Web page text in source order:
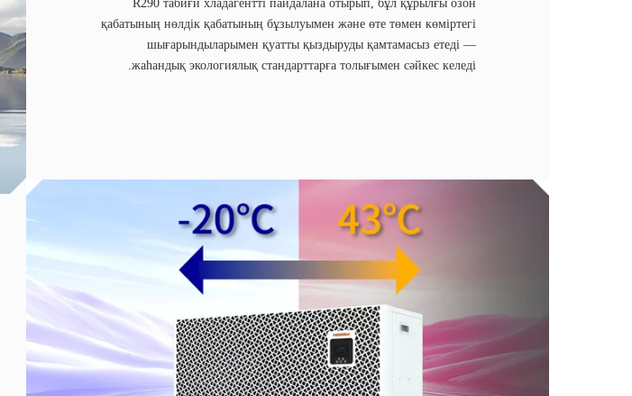
R290 табиғи хладагентті пайдалана отырып, бұл құрылғы озон
қабатының нөлдік қабатының бұзылуымен және өте төмен көміртегі
шығарындыларымен қуатты қыздыруды қамтамасыз етеді —
жаһандық экологиялық стандарттарға толығымен сәйкес келеді.